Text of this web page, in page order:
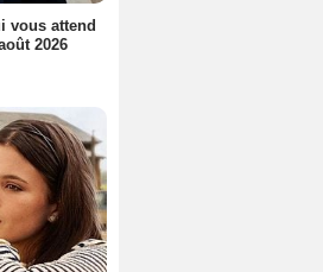
vous attend
2026